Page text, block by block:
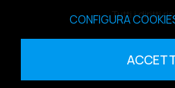
Tutti i diritti
Sitemap|Privacy Policy
CONFIGURA